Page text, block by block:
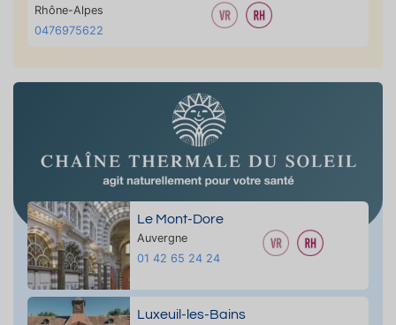
Rhône-Alpes
0476975622
Le Mont-Dore
Auvergne
01 42 65 24 24
Luxeuil-les-Bains